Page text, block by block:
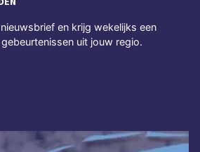
en krijg wekelijks een
uit jouw regio.